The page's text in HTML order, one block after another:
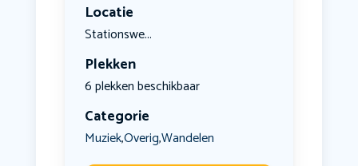
Locatie
Stationswe...
Plekken
6 plekken beschikbaar
Categorie
Muziek,Overig,Wandelen